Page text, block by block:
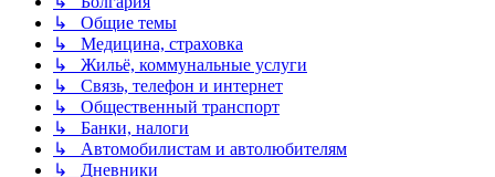
↳ Общие темы
↳ Медицина, страховка
↳ Жильё, коммунальные услуги
↳ Связь, телефон и интернет
↳ Общественный транспорт
↳ Банки, налоги
↳ Автомобилистам и автолюбителям
↳ Дневники